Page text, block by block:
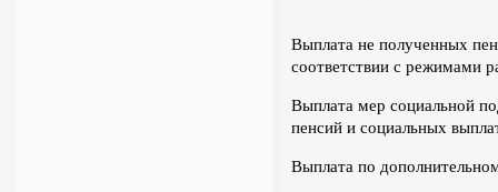
Выплата не полученных
соответствии с режимами
Выплата мер социальной
пенсий и социальных
Выплата по